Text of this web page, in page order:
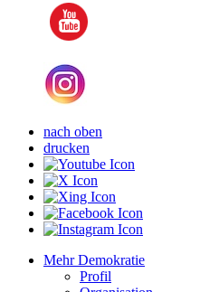
nach oben
drucken
Mehr Demokratie
Profil